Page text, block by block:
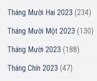
Tháng Mười Hai 2023 (234)
Tháng Mười Một 2023 (130)
Tháng Mười 2023 (188)
Tháng Chín 2023 (47)